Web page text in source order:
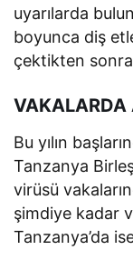
uyarılarda
boyunca diş
çektikten
VAKALARDA
Bu yılın
Tanzanya
virüsü
şimdiye kadar
Tanzanya’da